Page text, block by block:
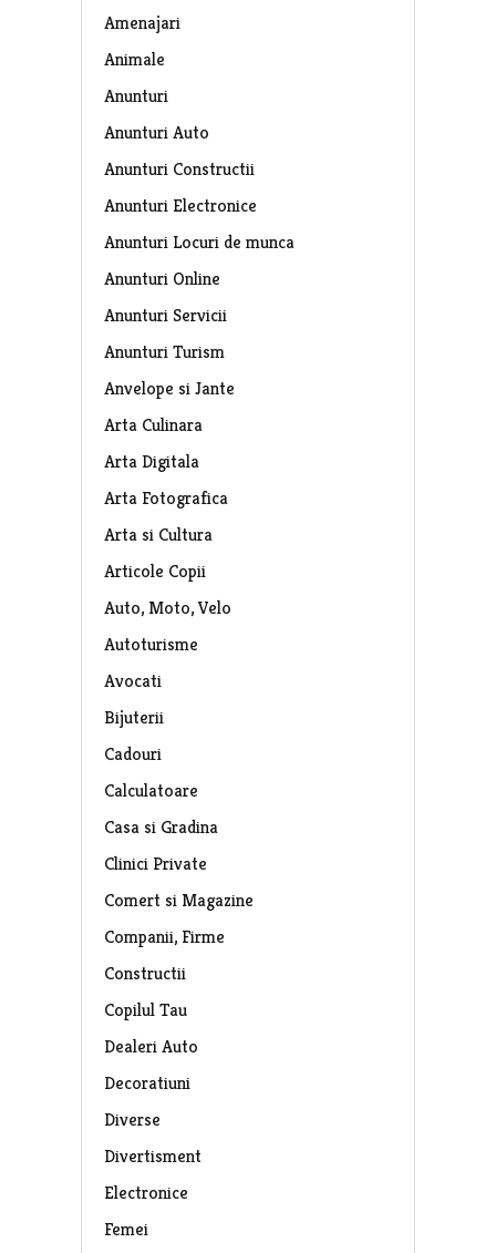
Amenajari
Animale
Anunturi
Anunturi Auto
Anunturi Constructii
Anunturi Electronice
Anunturi Locuri de munca
Anunturi Online
Anunturi Servicii
Anunturi Turism
Anvelope si Jante
Arta Culinara
Arta Digitala
Arta Fotografica
Arta si Cultura
Articole Copii
Auto, Moto, Velo
Autoturisme
Avocati
Bijuterii
Cadouri
Calculatoare
Casa si Gradina
Clinici Private
Comert si Magazine
Companii, Firme
Constructii
Copilul Tau
Dealeri Auto
Decoratiuni
Diverse
Divertisment
Electronice
Femei